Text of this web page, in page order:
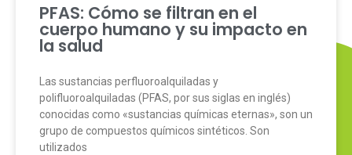
PFAS: Cómo se filtran en el
cuerpo humano y su impacto en
la salud
Las sustancias perfluoroalquiladas y
polifluoroalquiladas (PFAS, por sus siglas en inglés)
conocidas como «sustancias químicas eternas», son un
grupo de compuestos químicos sintéticos. Son
utilizados